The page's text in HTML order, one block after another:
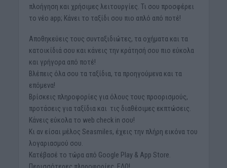
πλοήγηση και χρήσιμες λειτουργίες. Τι σου προσφέρει
το νέο app; Κάνει το ταξίδι σου πιο απλό από ποτέ!
Αποθηκεύεις τους συνταξιδιώτες, τα οχήματα και τα
κατοικίδιά σου και κάνεις την κράτησή σου πιο εύκολα
και γρήγορα από ποτέ!
Βλέπεις όλα σου τα ταξίδια, τα προηγούμενα και τα
επόμενα!
Βρίσκεις πληροφορίες για όλους τους προορισμούς,
προτάσεις για ταξίδια και τις διαθέσιμες εκπτώσεις.
Κάνεις εύκολα το web check in σου!
Κι αν είσαι μέλος Seasmiles, έχεις την πλήρη εικόνα του
λογαριασμού σου.
Κατέβασέ το τώρα από Google Play & App Store.